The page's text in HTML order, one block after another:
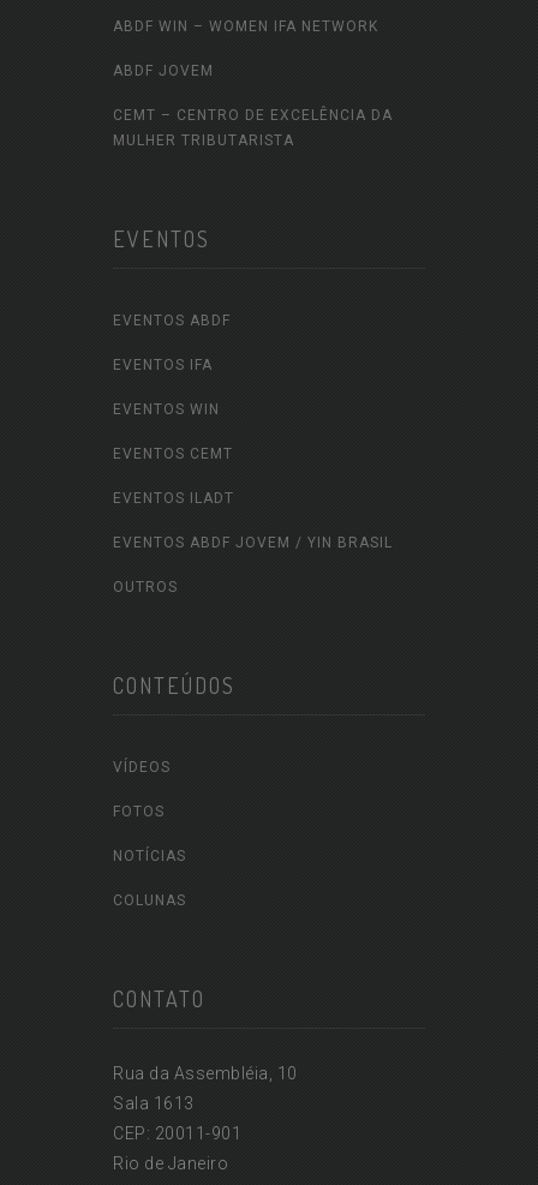
ABDF WIN – WOMEN IFA NETWORK
ABDF JOVEM
CEMT – CENTRO DE EXCELÊNCIA DA
MULHER TRIBUTARISTA
EVENTOS
EVENTOS ABDF
EVENTOS IFA
EVENTOS WIN
EVENTOS CEMT
EVENTOS ILADT
EVENTOS ABDF JOVEM / YIN BRASIL
OUTROS
CONTEÚDOS
VÍDEOS
FOTOS
NOTÍCIAS
COLUNAS
CONTATO
Rua da Assembléia, 10
Sala 1613
CEP: 20011-901
Rio de Janeiro